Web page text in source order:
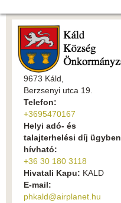
9673 Káld,
Berzsenyi utca 19.
Telefon:
+3695470167
Helyi adó- és
talajterhelési díj ügyben
hívható:
+36 30 180 3118
Hivatali Kapu: KALD
E-mail:
phkald@airplanet.hu